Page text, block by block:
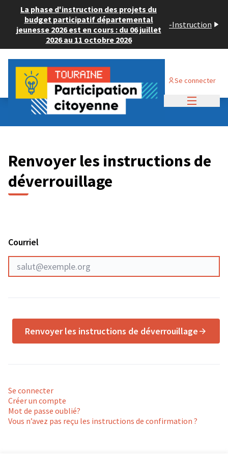
La phase d'instruction des projets du
budget participatif départemental
jeunesse 2026 est en cours : du 06 juillet
2026 au 11 octobre 2026
-Instruction
Se connecter
Renvoyer les instructions de
déverrouillage
Courriel
Renvoyer les instructions de déverrouillage
Se connecter
Créer un compte
Mot de passe oublié?
Vous n’avez pas reçu les instructions de confirmation ?
Panneau de gestion des cookies